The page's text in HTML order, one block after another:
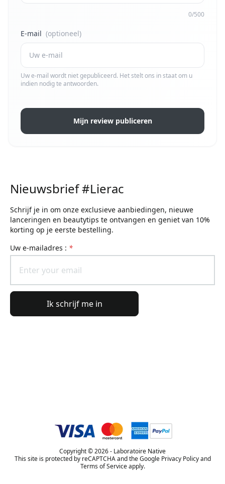
0/500
E-mail (optioneel)
Uw e-mail wordt niet gepubliceerd. Het stelt ons in staat om u
indien nodig te antwoorden.
Mijn review publiceren
Nieuwsbrief #Lierac
Schrijf je in om onze exclusieve aanbiedingen, nieuwe
lanceringen en beautytips te ontvangen en geniet van 10%
korting op je eerste bestelling.
uw e-mailadres : *
Ik schrijf me in
Copyright © 2026 - Laboratoire Native
This site is protected by reCAPTCHA and the Google Privacy Policy and
Terms of Service apply.